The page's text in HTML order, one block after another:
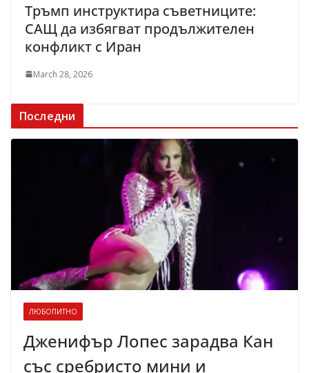
Тръмп инструктира съветниците:
САЩ да избягват продължителен
конфликт с Иран
March 28, 2026
Последни
ЛЮБОПИТНО
Дженифър Лопес зарадва Кан
със сребристо мини и